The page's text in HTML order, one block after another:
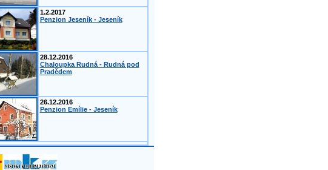
1.2.2017
Penzion Jeseník - Jeseník
28.12.2016
Chaloupka Rudná - Rudná pod
Pradědem
26.12.2016
Penzion Emílie - Jeseník